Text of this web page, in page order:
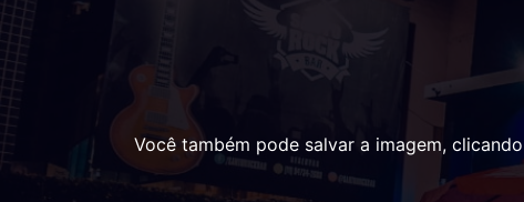
Você também pode salvar a imagem,